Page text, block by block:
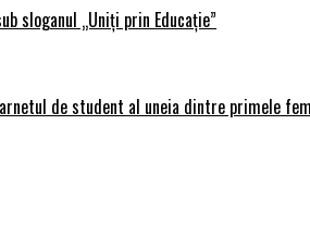
sloganul „Uniți prin Educație”
de student al uneia dintre primele